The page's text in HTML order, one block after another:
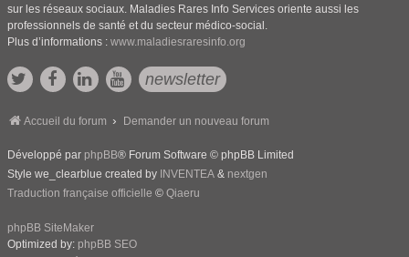
sur les réseaux sociaux. Maladies Rares Info Services oriente aussi les
professionnels de santé et du secteur médico-social.
Plus d’informations : www.maladiesraresinfo.org
newsletter
Accueil du forum Demander un nouveau forum
Développé par phpBB® Forum Software © phpBB Limited
Style we_clearblue created by INVENTEA & nextgen
Traduction française officielle © Qiaeru
phpBB SiteMaker
Optimized by: phpBB SEO